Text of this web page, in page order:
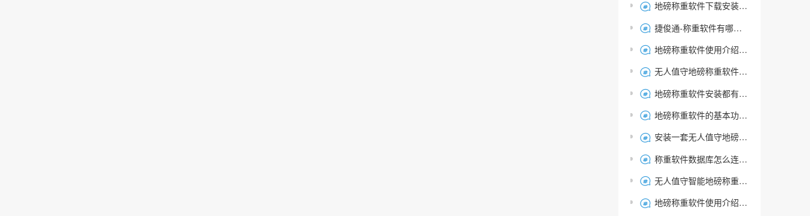
 地磅称重软件下载安装指南：哪里可以下载可靠的软件？
 捷俊通-称重软件有哪些类型 介绍
 地磅称重软件使用介绍，从入门到精通，轻松掌握！
 无人值守地磅称重软件作用是什么？
 地磅称重软件安装都有哪些注意事项？常见问题，软件配置，教程
 地磅称重软件的基本功能是什么？
 安装一套无人值守地磅称重系统大概要多少钱？
 称重软件数据库怎么连接不上 连接失败
 无人值守智能地磅称重软件的异常告警功能解析
 地磅称重软件使用介绍：实用指南让您充分发挥功能